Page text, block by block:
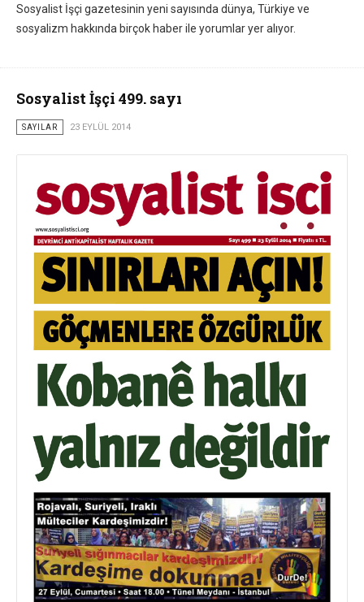
Sosyalist İşçi gazetesinin yeni sayısında dünya, Türkiye ve
sosyalizm hakkında birçok haber ile yorumlar yer alıyor.
Sosyalist İşçi 499. sayı
SAYILAR 23 EYLÜL 2014